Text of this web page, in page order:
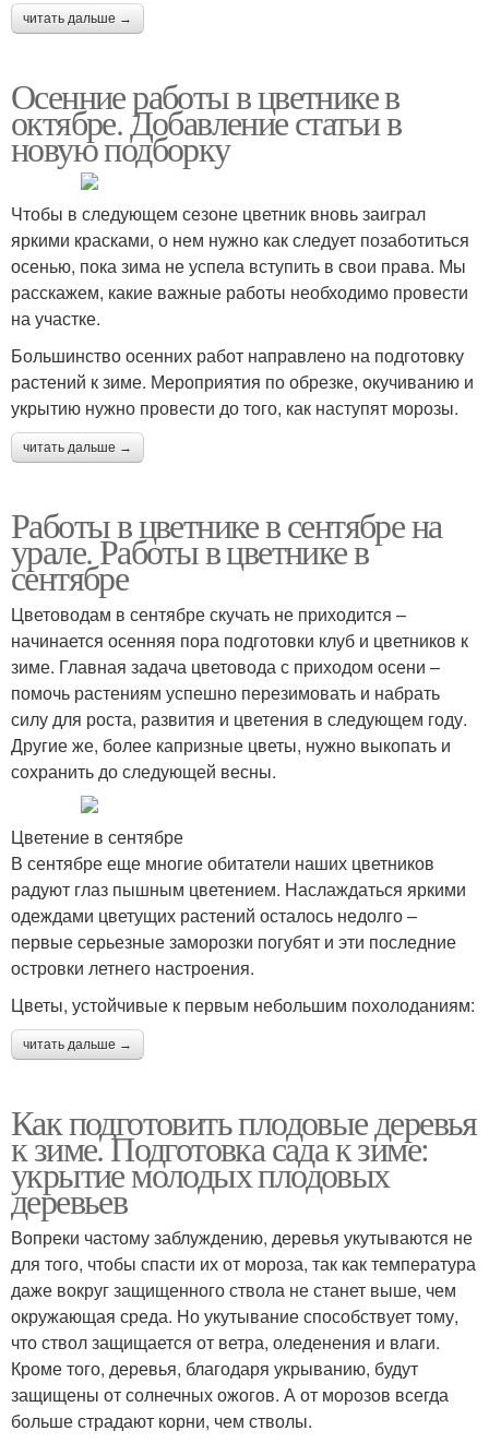
читать дальше →
Осенние работы в цветнике в
октябре. Добавление статьи в
новую подборку
Чтобы в следующем сезоне цветник вновь заиграл
яркими красками, о нем нужно как следует позаботиться
осенью, пока зима не успела вступить в свои права. Мы
расскажем, какие важные работы необходимо провести
на участке.
Большинство осенних работ направлено на подготовку
растений к зиме. Мероприятия по обрезке, окучиванию и
укрытию нужно провести до того, как наступят морозы.
читать дальше →
Работы в цветнике в сентябре на
урале. Работы в цветнике в
сентябре
Цветоводам в сентябре скучать не приходится –
начинается осенняя пора подготовки клуб и цветников к
зиме. Главная задача цветовода с приходом осени –
помочь растениям успешно перезимовать и набрать
силу для роста, развития и цветения в следующем году.
Другие же, более капризные цветы, нужно выкопать и
сохранить до следующей весны.
Цветение в сентябре
В сентябре еще многие обитатели наших цветников
радуют глаз пышным цветением. Наслаждаться яркими
одеждами цветущих растений осталось недолго –
первые серьезные заморозки погубят и эти последние
островки летнего настроения.
Цветы, устойчивые к первым небольшим похолоданиям:
читать дальше →
Как подготовить плодовые деревья
к зиме. Подготовка сада к зиме:
укрытие молодых плодовых
деревьев
Вопреки частому заблуждению, деревья укутываются не
для того, чтобы спасти их от мороза, так как температура
даже вокруг защищенного ствола не станет выше, чем
окружающая среда. Но укутывание способствует тому,
что ствол защищается от ветра, оледенения и влаги.
Кроме того, деревья, благодаря укрыванию, будут
защищены от солнечных ожогов. А от морозов всегда
больше страдают корни, чем стволы.